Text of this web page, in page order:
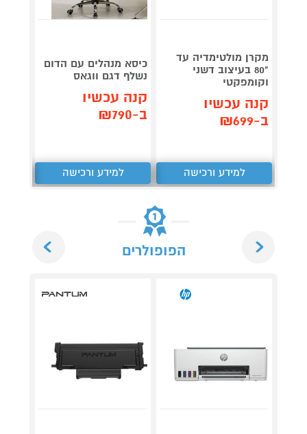
מקרן מולטימדיה עד
"80 בעיצוב דשני
וקומפקטי
קנה עכשיו
ב-₪699
למידע ורכישה
כיסא מנהלים עם הדום
נשלף דגם ווגאס
קנה עכשיו
ב-₪790
למידע ורכישה
הפופולרים